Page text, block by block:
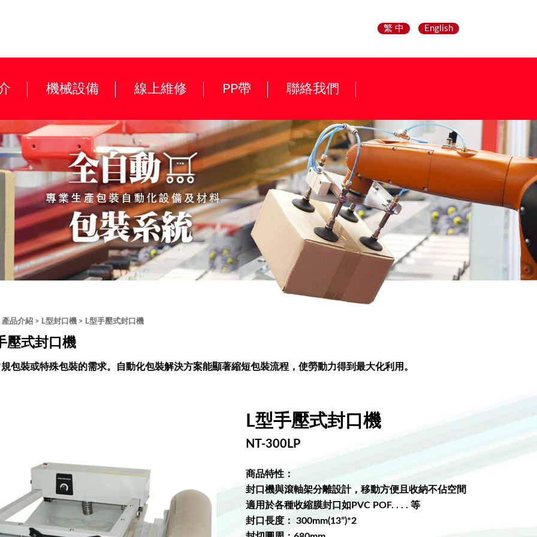
機械設備 線上維修 PP帶 聯絡我們
繁 中 English
產品介紹 > L型封口機 > L型手壓式封口機
壓式封口機
包裝或特殊包裝的需求。自動化包裝解決方案能顯著縮短包裝流程，使勞動力得到最大化利用。
L型手壓式封口機
NT-300LP
商品特性：
封口機與滾軸架分離設計，移動方便且收納不佔空間
適用於各種收縮膜封口如PVC POF. . . . 等
封口長度： 300mm(13”)*2